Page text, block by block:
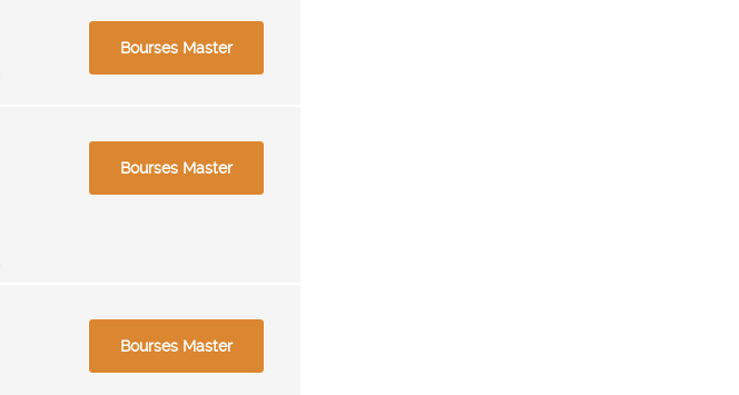
Bourses Master
Bourses Master
Bourses Master